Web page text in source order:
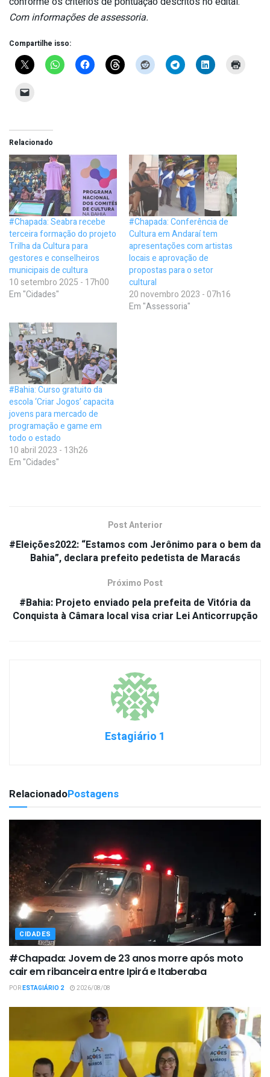
Com informações de assessoria.
Compartilhe isso:
Relacionado
#Chapada: Seabra recebe
terceira formação do projeto
Trilha da Cultura para
gestores e conselheiros
municipais de cultura
10 setembro 2025 - 17h00
Em "Cidades"
#Chapada: Conferência de
Cultura em Andaraí tem
apresentações com artistas
locais e aprovação de
propostas para o setor
cultural
20 novembro 2023 - 07h16
Em "Assessoria"
#Bahia: Curso gratuito da
escola ‘Criar Jogos’ capacita
jovens para mercado de
programação e game em
todo o estado
10 abril 2023 - 13h26
Em "Cidades"
Post Anterior
#Eleições2022: “Estamos com Jerônimo para o bem da
Bahia”, declara prefeito pedetista de Maracás
Próximo Post
#Bahia: Projeto enviado pela prefeita de Vitória da
Conquista à Câmara local visa criar Lei Anticorrupção
Estagiário 1
RelacionadoPostagens
CIDADES
#Chapada: Jovem de 23 anos morre após moto
cair em ribanceira entre Ipirá e Itaberaba
PORESTAGIÁRIO 2 2026/08/08